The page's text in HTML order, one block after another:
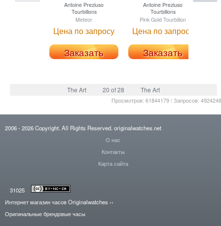
Antoine Preziuso
Tourbillons
Meteor
Цена по запросу
Заказать
Antoine Preziuso
Tourbillons
Pink Gold Tourbillon
Цена по запросу
Заказать
The Art 20 of 28 The Art
Просмотров: 61844179 / Запросов:
2006- 2026Copyright. All Rights Reserved. originalwatches.net
О нас
Контакты
Карта сайта
31025
Интернет магазин часов Originalwatches ››
Оригинальные брендовые часы